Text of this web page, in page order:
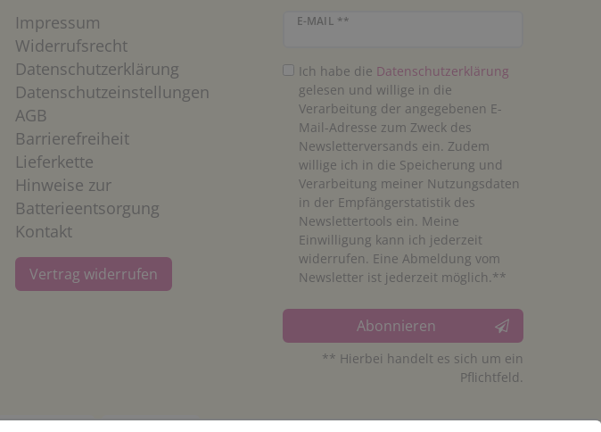
Impressum
Widerrufsrecht
Datenschutzerklärung
Datenschutzeinstellungen
AGB
Barrierefreiheit
Lieferkette
Hinweise zur
Batterieentsorgung
Kontakt
Vertrag widerrufen
E-MAIL **
Newsletter Honig
Ich habe die Daten­schutz­erklärung
gelesen und willige in die
Verarbeitung der angegebenen E-
Mail-Adresse zum Zweck des
Newsletterversands ein. Zudem
willige ich in die Speicherung und
Verarbeitung meiner Nutzungsdaten
in der Empfängerstatistik des
Newslettertools ein. Meine
Einwilligung kann ich jederzeit
widerrufen. Eine Abmeldung vom
Newsletter ist jederzeit möglich.**
Abonnieren
** Hierbei handelt es sich um ein
Pflichtfeld.